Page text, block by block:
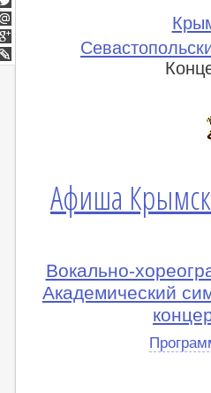
Афиша
Вокально-
Академический